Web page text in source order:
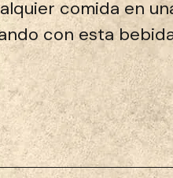
comida en
con esta